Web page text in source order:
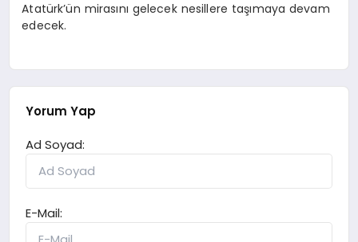
Atatürk’ün mirasını gelecek nesillere taşımaya devam
edecek.
Yorum Yap
Ad Soyad:
E-Mail: